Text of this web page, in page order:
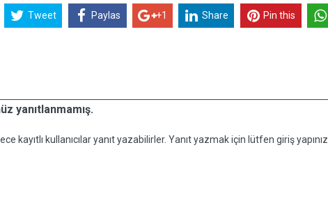
Tweet Paylas +1 Share Pin this
yanıtlanmamış.
kayıtlı kullanıcılar yanıt yazabilirler. Yanıt yazmak için lütfen giriş yapınız.